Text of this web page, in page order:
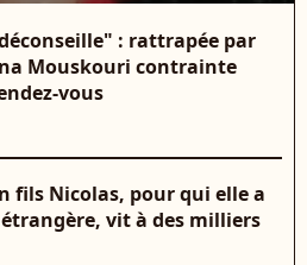
: rattrapée par
Mouskouri contrainte
vous
fils Nicolas, pour qui elle a
vit à des milliers